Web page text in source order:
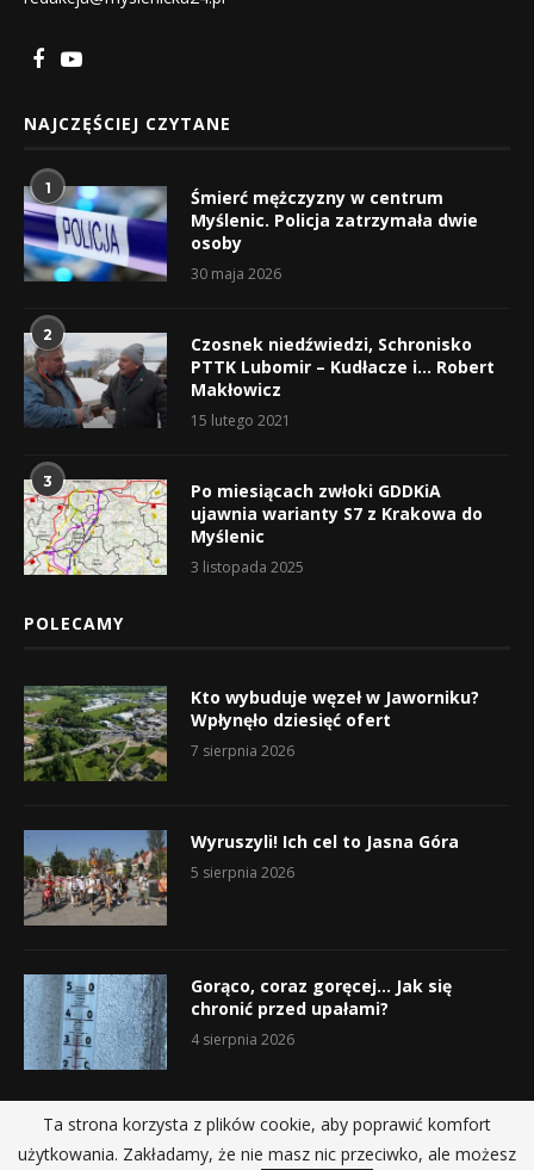
NAJCZĘŚCIEJ CZYTANE
1
Śmierć mężczyzny w centrum
Myślenic. Policja zatrzymała dwie
osoby
30 maja 2026
2
Czosnek niedźwiedzi, Schronisko
PTTK Lubomir – Kudłacze i… Robert
Makłowicz
15 lutego 2021
3
Po miesiącach zwłoki GDDKiA
ujawnia warianty S7 z Krakowa do
Myślenic
3 listopada 2025
POLECAMY
Kto wybuduje węzeł w Jaworniku?
Wpłynęło dziesięć ofert
7 sierpnia 2026
Wyruszyli! Ich cel to Jasna Góra
5 sierpnia 2026
Gorąco, coraz goręcej… Jak się
chronić przed upałami?
4 sierpnia 2026
Ta strona korzysta z plików cookie, aby poprawić komfort
użytkowania. Zakładamy, że nie masz nic przeciwko, ale możesz